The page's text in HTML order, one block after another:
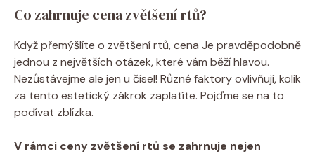
Co zahrnuje cena zvětšení rtů?
Když přemýšlíte o zvětšení rtů, cena Je pravděpodobně
jednou z největších otázek, které vám běží hlavou.
Nezůstávejme ale jen u čísel! Různé faktory ovlivňují, kolik
za tento estetický zákrok zaplatíte. Pojďme se na to
podívat zblízka.
V rámci ceny zvětšení rtů se zahrnuje nejen